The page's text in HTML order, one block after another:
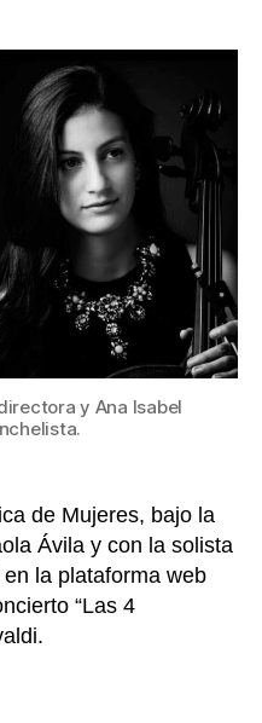
dos
rinde
las
y Ana Isabel
de Mujeres, bajo la
Ávila y con la solista
la plataforma web
“Las 4